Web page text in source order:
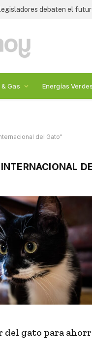
& Gas Energías Verdes
del Gato"
del gato para